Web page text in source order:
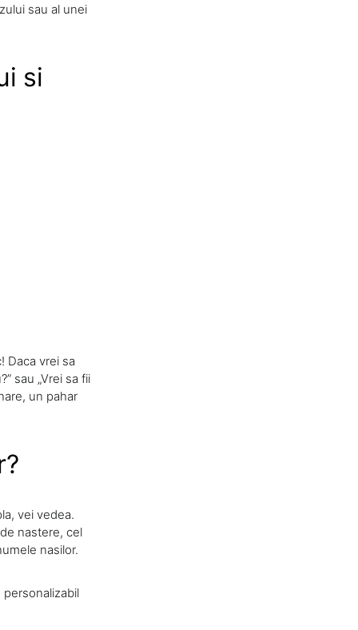
sau al unei
si
Daca vrei sa
sau „Vrei sa fii
un pahar
vei vedea.
nastere, cel
nasilor.